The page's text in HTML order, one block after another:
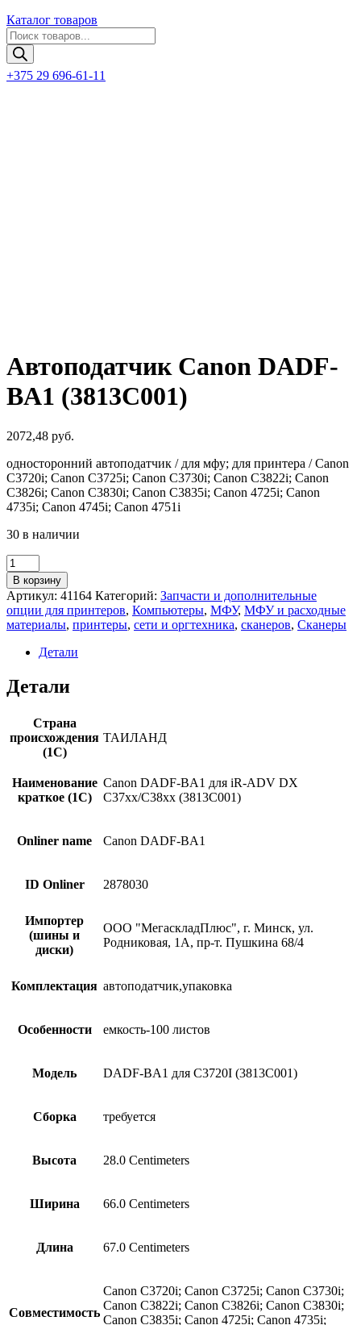
Каталог товаров
Поиск
товаров
+375 29 696-61-11
Автоподатчик Canon DADF-
BA1 (3813C001)
2072,48 руб.
односторонний автоподатчик / для мфу; для принтера / Canon
C3720i; Canon C3725i; Canon C3730i; Canon C3822i; Canon
C3826i; Canon C3830i; Canon C3835i; Canon 4725i; Canon
4735i; Canon 4745i; Canon 4751i
30 в наличии
Количество
товара
Автоподатчик
Canon
DADF-
BA1
(3813C001)
В корзину
Артикул: 41164 Категорий: Запчасти и дополнительные
опции для принтеров, Компьютеры, МФУ, МФУ и расходные
материалы, принтеры, сети и оргтехника, сканеров, Сканеры
Детали
Детали
Страна
происхождения
(1С)
ТАИЛАНД
Наименование
краткое (1C)
Canon DADF-BA1 для iR-ADV DX
C37xx/C38xx (3813C001)
Onliner name Canon DADF-BA1
ID Onliner 2878030
Импортер
(шины и
диски)
ООО "МегаскладПлюс", г. Минск, ул.
Родниковая, 1А, пр-т. Пушкина 68/4
Комплектация автоподатчик,упаковка
Особенности емкость-100 листов
Модель DADF-BA1 для C3720I (3813C001)
Сборка требуется
Высота 28.0 Centimeters
Ширина 66.0 Centimeters
Длина 67.0 Centimeters
Совместимость
Canon C3720i; Canon C3725i; Canon C3730i;
Canon C3822i; Canon C3826i; Canon C3830i;
Canon C3835i; Canon 4725i; Canon 4735i;